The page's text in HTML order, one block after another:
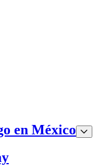
en México